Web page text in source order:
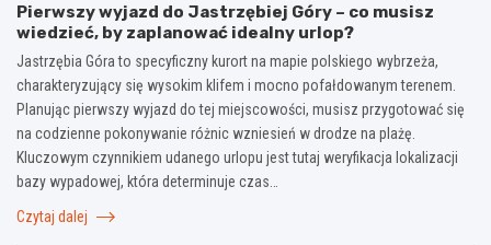
Pierwszy wyjazd do Jastrzębiej Góry – co musisz
wiedzieć, by zaplanować idealny urlop?
Jastrzębia Góra to specyficzny kurort na mapie polskiego wybrzeża,
charakteryzujący się wysokim klifem i mocno pofałdowanym terenem.
Planując pierwszy wyjazd do tej miejscowości, musisz przygotować się
na codzienne pokonywanie różnic wzniesień w drodze na plażę.
Kluczowym czynnikiem udanego urlopu jest tutaj weryfikacja lokalizacji
bazy wypadowej, która determinuje czas…
Czytaj dalej